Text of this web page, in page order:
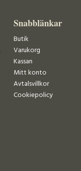
Snabblänkar
Butik
Varukorg
Kassan
Mitt konto
Avtalsvillkor
Cookiepolicy